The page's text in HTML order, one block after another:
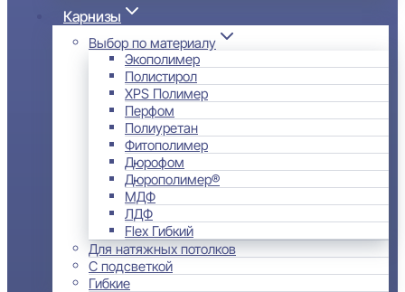
Карнизы
Выбор по материалу
Экополимер
Полистирол
XPS Полимер
Перфом
Полиуретан
Фитополимер
Дюрофом
Дюрополимер®
МДФ
ЛДФ
Flex Гибкий
Для натяжных потолков
С подсветкой
Гибкие